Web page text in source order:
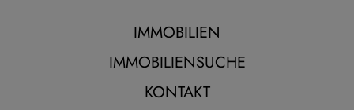
IMMOBILIEN
IMMOBILIENSUCHE
KONTAKT